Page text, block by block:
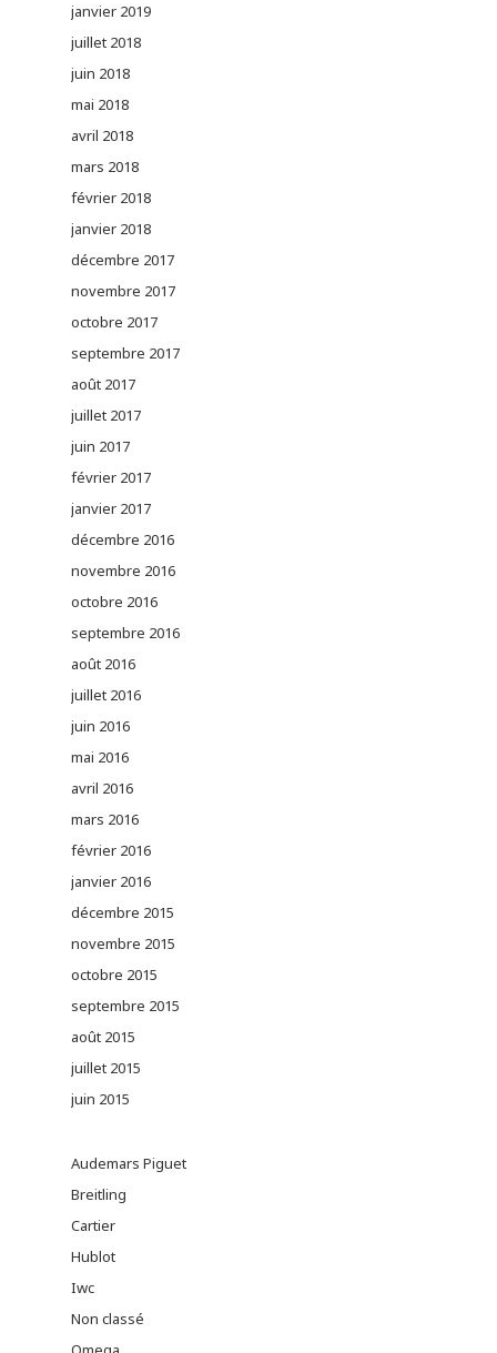
janvier 2019
juillet 2018
juin 2018
mai 2018
avril 2018
mars 2018
février 2018
janvier 2018
décembre 2017
novembre 2017
octobre 2017
septembre 2017
août 2017
juillet 2017
juin 2017
février 2017
janvier 2017
décembre 2016
novembre 2016
octobre 2016
septembre 2016
août 2016
juillet 2016
juin 2016
mai 2016
avril 2016
mars 2016
février 2016
janvier 2016
décembre 2015
novembre 2015
octobre 2015
septembre 2015
août 2015
juillet 2015
juin 2015
Audemars Piguet
Breitling
Cartier
Hublot
Iwc
Non classé